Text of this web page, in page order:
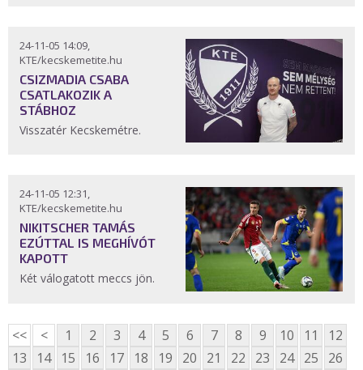
24-11-05 14:09,
KTE/kecskemetite.hu
CSIZMADIA CSABA
CSATLAKOZIK A
STÁBHOZ
Visszatér Kecskemétre.
24-11-05 12:31,
KTE/kecskemetite.hu
NIKITSCHER TAMÁS
EZÚTTAL IS MEGHÍVÓT
KAPOTT
Két válogatott meccs jön.
<< < 1 2 3 4 5 6 7 8 9 10 11
12
13
14 15 16 17 18 19 20 21 22 23 24 25
26